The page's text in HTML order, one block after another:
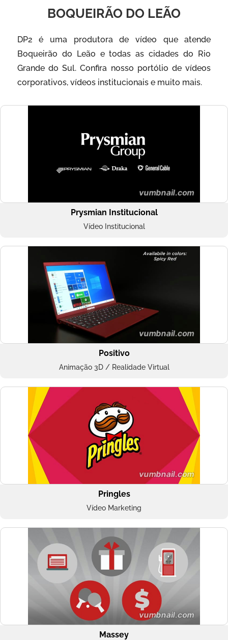
BOQUEIRÃO DO LEÃO
DP2 é uma produtora de vídeo que atende
Boqueirão do Leão e todas as cidades do Rio
Grande do Sul. Confira nosso portólio de vídeos
corporativos, vídeos institucionais e muito mais.
Prysmian Institucional
Vídeo Institucional
Positivo
Animação 3D / Realidade Virtual
Pringles
Vídeo Marketing
Massey